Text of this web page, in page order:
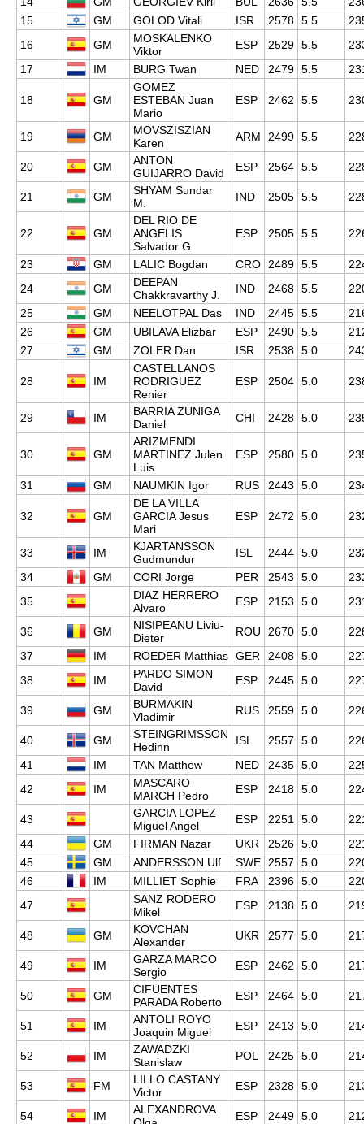
15
GM GOLOD Vitali ISR 2578 5.5
16
GM
MOSKALENKO
Viktor
ESP 2529 5.5
17
IM BURG Twan NED 2479 5.5
18 GM
GOMEZ
ESTEBAN Juan
Mario
ESP 2462 5.5
19 GM
MOVSZISZIAN
Karen
ARM 2499 5.5
20 GM
ANTON
GUIJARRO David
ESP 2564 5.5
21 GM
SHYAM Sundar
M.
IND 2505 5.5
22 GM
DEL RIO DE
ANGELIS
Salvador G
ESP 2505 5.5
23 GM LALIC Bogdan CRO 2489 5.5
24
GM
DEEPAN
Chakkravarthy J.
IND 2468 5.5
25
GM NEELOTPAL Das IND 2445 5.5
26
GM UBILAVA Elizbar ESP 2490 5.5
27
GM ZOLER Dan ISR 2538 5.0
28 IM
CASTELLANOS
RODRIGUEZ
Renier
ESP 2504 5.0
29 IM
BARRIA ZUNIGA
Daniel
CHI 2428 5.0
30 GM
ARIZMENDI
MARTINEZ Julen
Luis
ESP 2580 5.0
31 GM NAUMKIN Igor RUS 2443 5.0
32 GM
DE LA VILLA
GARCIA Jesus
Mari
ESP 2472 5.0
33 IM
KJARTANSSON
Gudmundur
ISL 2444 5.0
34
GM CORI Jorge PER 2543 5.0
35
DIAZ HERRERO
Alvaro
ESP 2153 5.0
36 GM
NISIPEANU Liviu-
Dieter
ROU 2670 5.0
37
IM ROEDER Matthias GER 2408 5.0
38
IM
PARDO SIMON
David
ESP 2445 5.0
39 GM
BURMAKIN
Vladimir
RUS 2559 5.0
40 GM
STEINGRIMSSON
Hedinn
ISL 2557 5.0
41
IM TAN Matthew NED 2435 5.0
42
IM
MASCARO
MARCH Pedro
ESP 2418 5.0
43
GARCIA LOPEZ
Miguel Angel
ESP 2251 5.0
44
GM FIRMAN Nazar UKR 2526 5.0
45
GM ANDERSSON Ulf SWE 2557 5.0
46
IM MILLIET Sophie FRA 2396 5.0
47
SANZ RODERO
Mikel
ESP 2138 5.0
48 GM
KOVCHAN
Alexander
UKR 2577 5.0
49 IM
GARZA MARCO
Sergio
ESP 2462 5.0
50 GM
CIFUENTES
PARADA Roberto
ESP 2464 5.0
51 IM
ANTOLI ROYO
Joaquin Miguel
ESP 2413 5.0
52 IM
ZAWADZKI
Stanislaw
POL 2425 5.0
53 FM
LILLO CASTANY
Victor
ESP 2328 5.0
54 IM
ALEXANDROVA
ESP 2449 5.0